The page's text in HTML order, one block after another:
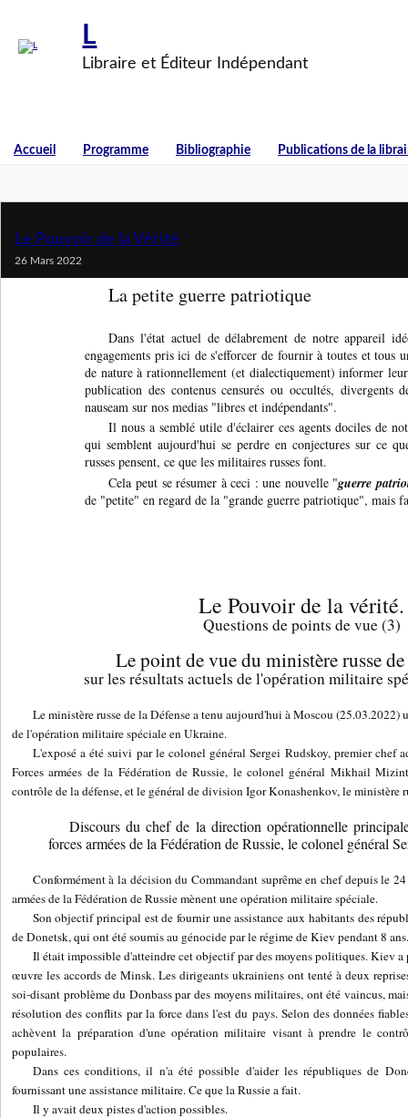
L
Libraire et Éditeur Indépendant
Accueil Programme Bibliographie Publications de la
Le Pouvoir de la Vérité
26 Mars 2022
La petite guerre patriotique
Dans l'état actuel de délabrement de notre appareil
engagements pris ici de s'efforcer de fournir à toutes et tous
de nature à rationnellement (et dialectiquement) informer
publication des contenus censurés ou occultés, divergents
nauseam sur nos medias "libres et indépendants".
Il nous a semblé utile d'éclairer ces agents dociles de
qui semblent aujourd'hui se perdre en conjectures sur ce
russes pensent, ce que les militaires russes font.
Cela peut se résumer à ceci : une nouvelle "guerre
de "petite" en regard de la "grande guerre patriotique", mais
Le Pouvoir de la vérité.
Questions de points de vue (3)
Le point de vue du ministère russe de
sur les résultats actuels de l'opération militaire
Le ministère russe de la Défense a tenu aujourd'hui à Moscou (25.03.2022)
de l'opération militaire spéciale en Ukraine.
L'exposé a été suivi par le colonel général Sergei Rudskoy, premier chef
Forces armées de la Fédération de Russie, le colonel général Mikhail
contrôle de la défense, et le général de division Igor Konashenkov, le ministère
Discours du chef de la direction opérationnelle
forces armées de la Fédération de Russie, le colonel général
Conformément à la décision du Commandant suprême en chef depuis le
armées de la Fédération de Russie mènent une opération militaire spéciale.
Son objectif principal est de fournir une assistance aux habitants des
de Donetsk, qui ont été soumis au génocide par le régime de Kiev pendant 8 ans.
Il était impossible d'atteindre cet objectif par des moyens politiques. Kiev a
œuvre les accords de Minsk. Les dirigeants ukrainiens ont tenté à deux
soi-disant problème du Donbass par des moyens militaires, ont été vaincus,
résolution des conflits par la force dans l'est du pays. Selon des données
achèvent la préparation d'une opération militaire visant à prendre le
populaires.
Dans ces conditions, il n'a été possible d'aider les républiques de
fournissant une assistance militaire. Ce que la Russie a fait.
Il y avait deux pistes d'action possibles.